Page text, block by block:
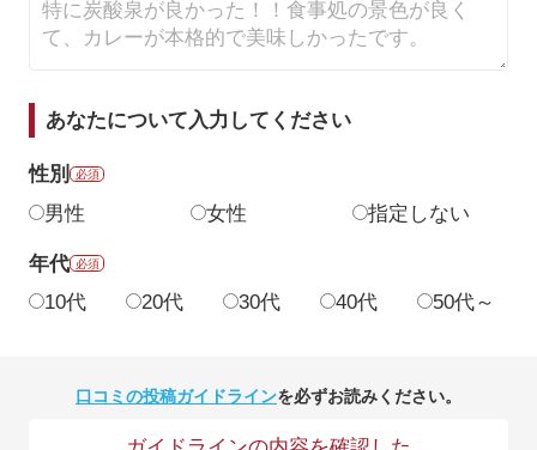
あなたについて入力してください
性別 必須
男性 女性 指定しない
年代 必須
10代 20代 30代 40代 50代～
口コミの投稿ガイドラインを必ずお読みください。